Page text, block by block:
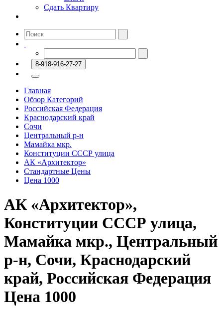
Сдать Квартиру
8-918-916-27-27
Главная
Обзор Категорий
Российская Федерация
Краснодарский край
Сочи
Центральный р-н
Мамайка мкр.
Конституции СССР улица
АК «Архитектор»
Стандартные Цены
Цена 1000
АК «Архитектор»,
Конституции СССР улица,
Мамайка мкр., Центральный
р-н, Сочи, Краснодарский
край, Российская Федерация
Цена 1000